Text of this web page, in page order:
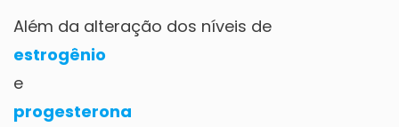
Além da alteração dos níveis de
estrogênio
e
progesterona